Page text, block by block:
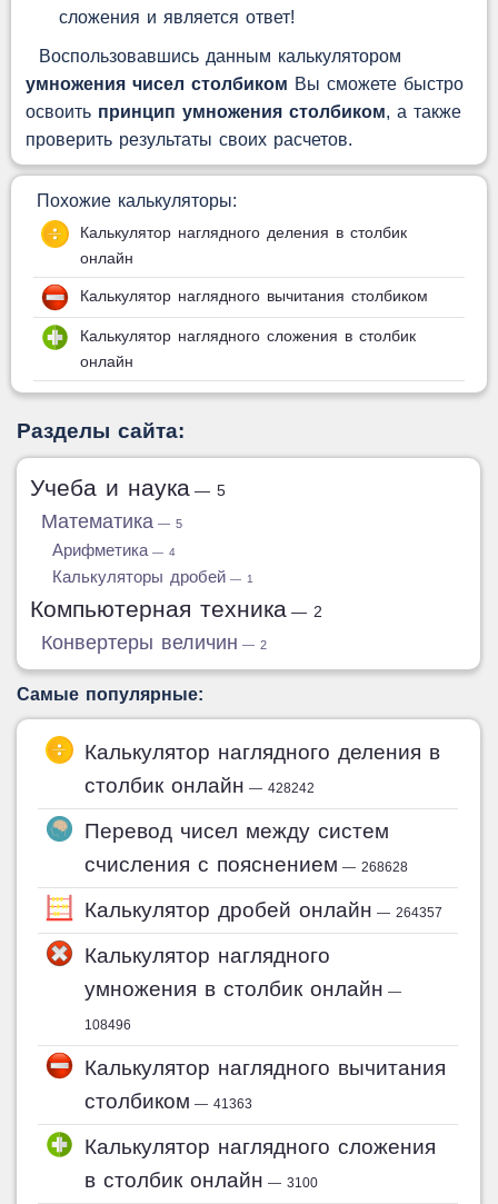
сложения и является ответ!
Воспользовавшись данным калькулятором
умножения чисел столбиком Вы сможете быстро
освоить принцип умножения столбиком, а также
проверить результаты своих расчетов.
Похожие калькуляторы:
Калькулятор наглядного деления в столбик
онлайн
Калькулятор наглядного вычитания столбиком
Калькулятор наглядного сложения в столбик
онлайн
Разделы сайта:
Учеба и наука — 5
Математика — 5
Арифметика — 4
Калькуляторы дробей — 1
Компьютерная техника — 2
Конвертеры величин — 2
Самые популярные:
Калькулятор наглядного деления в
столбик онлайн — 428242
Перевод чисел между систем
счисления с пояснением — 268628
Калькулятор дробей онлайн — 264357
Калькулятор наглядного
умножения в столбик онлайн —
108496
Калькулятор наглядного вычитания
столбиком — 41363
Калькулятор наглядного сложения
в столбик онлайн — 3100